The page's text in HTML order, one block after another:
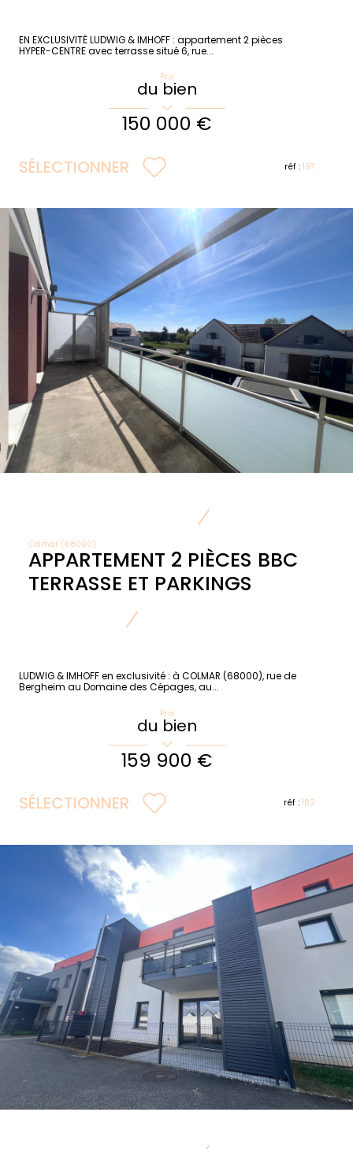
EN EXCLUSIVITÉ LUDWIG & IMHOFF : appartement 2 pièces
HYPER-CENTRE avec terrasse situé 6, rue...
Prix
du bien
150 000 €
SÉLECTIONNER réf :197
Colmar (68000)
APPARTEMENT 2 PIÈCES BBC
TERRASSE ET PARKINGS
LUDWIG & IMHOFF en exclusivité : à COLMAR (68000), rue de
Bergheim au Domaine des Cépages, au...
Prix
du bien
159 900 €
SÉLECTIONNER réf :182